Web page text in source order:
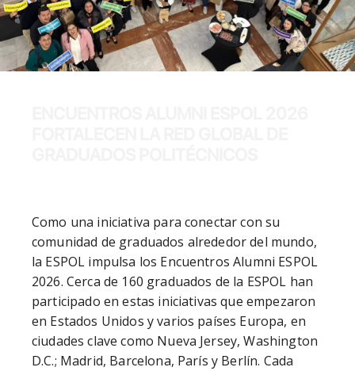
Como una iniciativa para conectar con su
comunidad de graduados alrededor del mundo,
la ESPOL impulsa los Encuentros Alumni ESPOL
2026. Cerca de 160 graduados de la ESPOL han
participado en estas iniciativas que empezaron
en Estados Unidos y varios países Europa, en
ciudades clave como Nueva Jersey, Washington
D.C.; Madrid, Barcelona, París y Berlín. Cada